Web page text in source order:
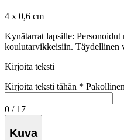
4 x 0,6 cm
Kynätarrat lapsille:
koulutarvikkeisiin. Täydellinen
Kirjoita teksti
Kirjoita teksti tähän *
0 / 17
Kuva